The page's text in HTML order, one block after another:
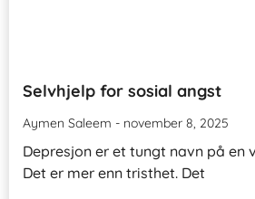
Selvhjelp for sosial angst
Aymen Saleem november 8, 2025
Depresjon er et tungt navn på en
Det er mer enn tristhet. Det